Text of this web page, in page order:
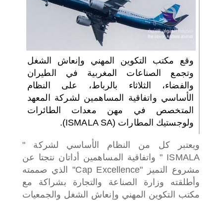
وقع مكتب التكوين المهني وإنعاش الشغل
وتجمع الصناعات المغربية في الطيران
والفضاء، الثلاثاء بالرباط، على النظام
الأساسي واتفاقية المساهمين لشركة المعهد
المتخصص في مهن معدات الطائرات
ولوجستيك المطارات (ISMALA SA).
ويعتبر كل من النظام الأساسي لشركة "
ISMALA " واتفاقية المساهمين أداتان نتجتا عن
مشروع التميز "Cap Excellence" الذي صممته
وأطلقته وزارة الصناعة والتجارة بشراكة مع
مكتب التكوين المهني وإنعاش الشغل والجمعيات